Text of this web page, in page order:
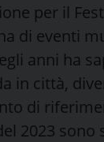
per il
di eventi
anni ha
in città,
di
2023 sono